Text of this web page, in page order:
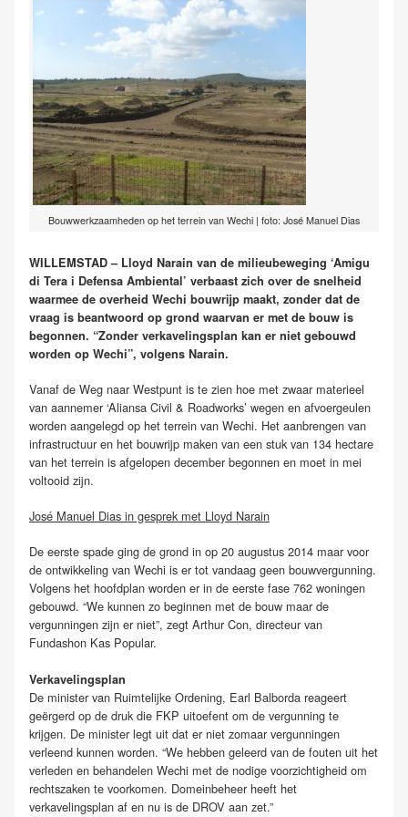
Bouwwerkzaamheden op het terrein van Wechi | foto: José Manuel Dias
WILLEMSTAD – Lloyd Narain van de milieubeweging ‘Amigu
di Tera i Defensa Ambiental’ verbaast zich over de snelheid
waarmee de overheid Wechi bouwrijp maakt, zonder dat de
vraag is beantwoord op grond waarvan er met de bouw is
begonnen. “Zonder verkavelingsplan kan er niet gebouwd
worden op Wechi”, volgens Narain.
Vanaf de Weg naar Westpunt is te zien hoe met zwaar materieel
van aannemer ‘Aliansa Civil & Roadworks’ wegen en afvoergeulen
worden aangelegd op het terrein van Wechi. Het aanbrengen van
infrastructuur en het bouwrijp maken van een stuk van 134 hectare
van het terrein is afgelopen december begonnen en moet in mei
voltooid zijn.
José Manuel Dias in gesprek met Lloyd Narain
De eerste spade ging de grond in op 20 augustus 2014 maar voor
de ontwikkeling van Wechi is er tot vandaag geen bouwvergunning.
Volgens het hoofdplan worden er in de eerste fase 762 woningen
gebouwd. “We kunnen zo beginnen met de bouw maar de
vergunningen zijn er niet”, zegt Arthur Con, directeur van
Fundashon Kas Popular.
Verkavelingsplan
De minister van Ruimtelijke Ordening, Earl Balborda reageert
geërgerd op de druk die FKP uitoefent om de vergunning te
krijgen. De minister legt uit dat er niet zomaar vergunningen
verleend kunnen worden. “We hebben geleerd van de fouten uit het
verleden en behandelen Wechi met de nodige voorzichtigheid om
rechtszaken te voorkomen. Domeinbeheer heeft het
verkavelingsplan af en nu is de DROV aan zet.”